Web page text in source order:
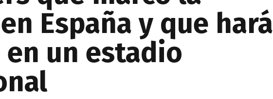
España y que hará
un estadio